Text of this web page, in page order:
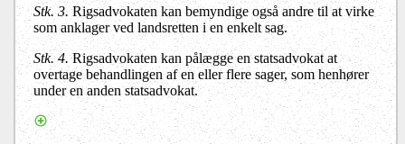
Stk. 3. Rigsadvokaten kan bemyndige også andre til at virke
som anklager ved landsretten i en enkelt sag.
Stk. 4.Rigsadvokaten kan pålægge en statsadvokat at
overtage behandlingen af en eller flere sager, som henhører
under en anden statsadvokat.